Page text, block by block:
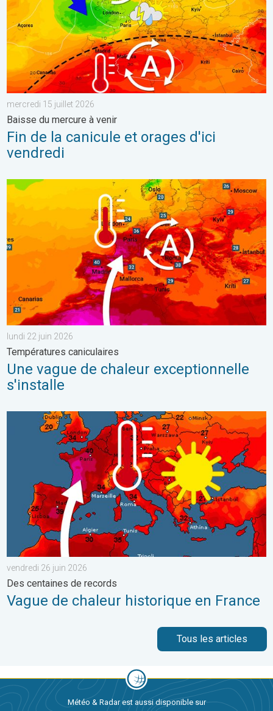
mercredi 15 juillet 2026
Baisse du mercure à venir
Fin de la canicule et orages d'ici
vendredi
Une vague de chaleur exceptionnelle s'installe. Températures
lundi 22 juin 2026
Températures caniculaires
Une vague de chaleur exceptionnelle
s'installe
Vague de chaleur historique en France. Des centaines de
vendredi 26 juin 2026
Des centaines de records
Vague de chaleur historique en France
Tous les articles
Météo & Radar est aussi disponible sur